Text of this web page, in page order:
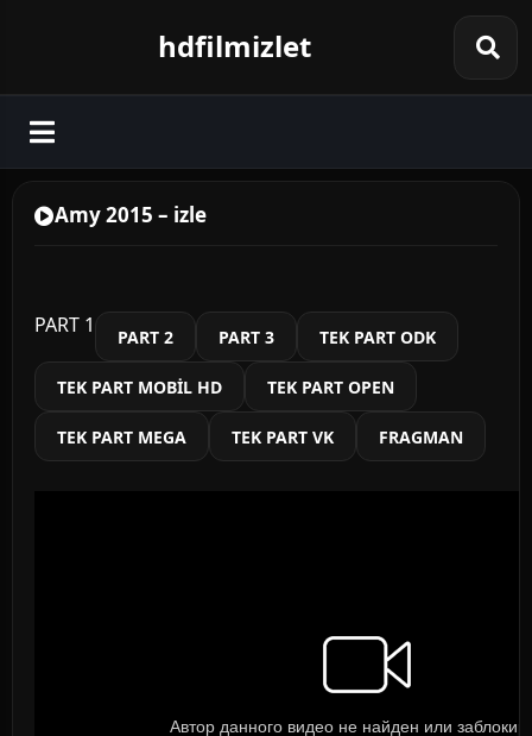
hdfilmizlet
Amy 2015 – izle
PART 1 PART 2 PART 3 TEK PART ODK
TEK PART MOBİL HD TEK PART OPEN
TEK PART MEGA TEK PART VK FRAGMAN